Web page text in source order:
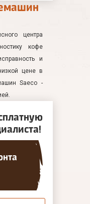
центра
кофе
и
цене в
Saeco -